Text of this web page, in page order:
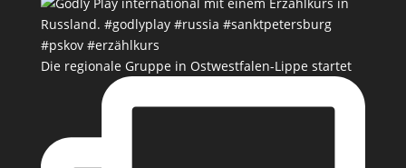
Die regionale Gruppe in Ostwestfalen-Lippe startet